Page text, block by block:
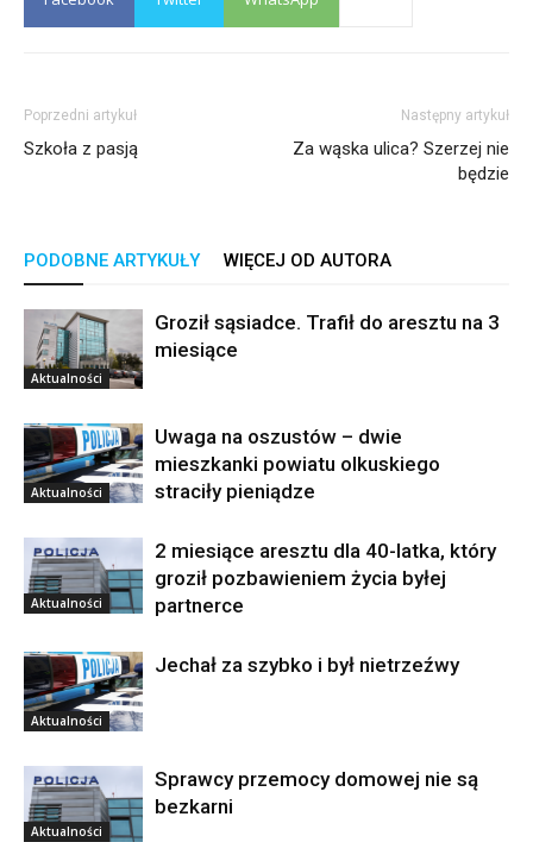
Poprzedni artykuł
Szkoła z pasją
Następny artykuł
Za wąska ulica? Szerzej nie
będzie
PODOBNE ARTYKUŁY WIĘCEJ OD AUTORA
Aktualności
Groził sąsiadce. Trafił do aresztu na 3
miesiące
Aktualności
Uwaga na oszustów – dwie
mieszkanki powiatu olkuskiego
straciły pieniądze
Aktualności
2 miesiące aresztu dla 40-latka, który
groził pozbawieniem życia byłej
partnerce
Aktualności
Jechał za szybko i był nietrzeźwy
Aktualności
Sprawcy przemocy domowej nie są
bezkarni